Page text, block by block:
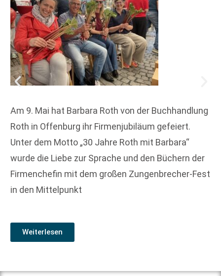
Am 9. Mai hat Barbara Roth von der Buchhandlung
Roth in Offenburg ihr Firmenjubiläum gefeiert.
Unter dem Motto „30 Jahre Roth mit Barbara“
wurde die Liebe zur Sprache und den Büchern der
Firmenchefin mit dem großen Zungenbrecher-Fest
in den Mittelpunkt
Weiterlesen